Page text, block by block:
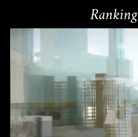
Ranking